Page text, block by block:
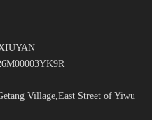
Village,East Street of Yiwu